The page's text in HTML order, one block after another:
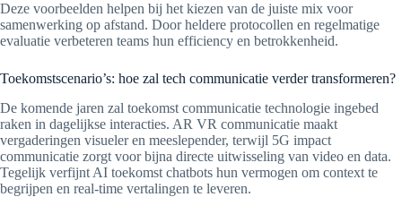
Deze voorbeelden helpen bij het kiezen van de juiste mix voor
samenwerking op afstand. Door heldere protocollen en regelmatige
evaluatie verbeteren teams hun efficiency en betrokkenheid.
Toekomstscenario’s: hoe zal tech communicatie verder transformeren?
De komende jaren zal toekomst communicatie technologie ingebed
raken in dagelijkse interacties. AR VR communicatie maakt
vergaderingen visueler en meeslepender, terwijl 5G impact
communicatie zorgt voor bijna directe uitwisseling van video en data.
Tegelijk verfijnt AI toekomst chatbots hun vermogen om context te
begrijpen en real-time vertalingen te leveren.